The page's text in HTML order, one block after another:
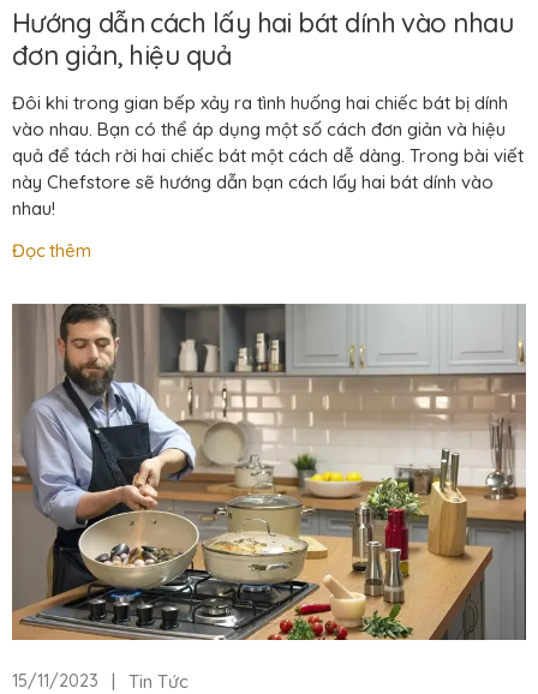
Hướng dẫn cách lấy hai bát dính vào nhau
đơn giản, hiệu quả
Đôi khi trong gian bếp xảy ra tình huống hai chiếc bát bị dính
vào nhau. Bạn có thể áp dụng một số cách đơn giản và hiệu
quả để tách rời hai chiếc bát một cách dễ dàng. Trong bài viết
này Chefstore sẽ hướng dẫn bạn cách lấy hai bát dính vào
nhau!
Đọc thêm
15/11/2023 | Tin Tức